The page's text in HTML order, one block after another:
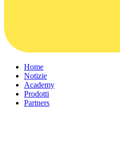
Home
Notizie
Academy
Prodotti
Partners